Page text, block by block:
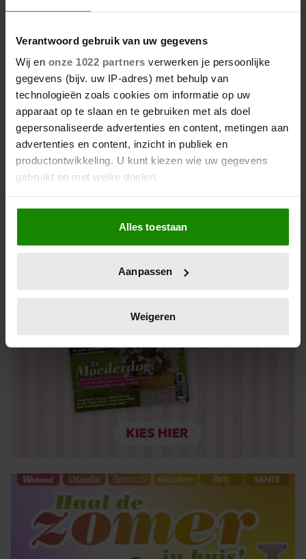
Verantwoord gebruik van uw gegevens
Wij en onze 1022 partners verwerken je persoonlijke
gegevens (bijv. uw IP-adres) met behulp van
technologieën zoals cookies om informatie op uw
apparaat op te slaan en te gebruiken met als doel
gepersonaliseerde advertenties en content, metingen aan
advertenties en content, inzicht in publiek en
productontwikkeling. U kunt kiezen wie uw gegevens
gebruikt en met welke doelen.
Als u het toestaat, willen we ook graag:
Informatie verzamelen over uw geografische locatie,
die tot een paar meter nauwkeurig kan zijn
op specifieke eigenschappen (fingerprinting)
verwerkt en stel uw voorkeuren in het
intrekken in de Cookieverklaring.
We gebruiken cookies om content en advertenties te
personaliseren, om functies voor social media te bieden
en om ons websiteverkeer te analyseren. Ook delen we
informatie over uw gebruik van onze site met onze
informatie die u aan ze heeft verstrekt of die ze hebben
verzameld op basis van uw gebruik van hun services. U
gaat akkoord met onze cookies als u onze website blijft
gebruiken.
Alles toestaan
Aanpassen
Weigeren
De nieuwe Mijn Geheim ligt nu in de winkel
Abonneren
Digitaal lezen
Los kopen